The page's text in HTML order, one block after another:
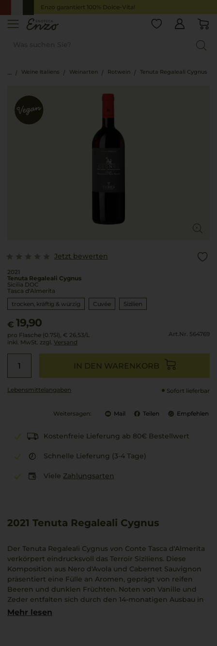
Enzo garantiert 100% Dolce-Vita!
Weine Italiens Weinarten Rotwein Tenuta Regaleali Cygnus
Jetzt bewerten
2021
Tenuta Regaleali Cygnus
Sicilia DOC
Tasca d'Almerita
trocken, kräftig & würzig
Cuvée Sizilien
€ 19,90
pro Flasche (0.75l), € 26,53/L
inkl. MwSt. zzgl. Versand
Art.Nr. 564769
IN DEN WARENKORB
Lebensmittel­angaben Sofort lieferbar
Weitersagen: Mail Teilen Empfehlen
Kostenfreie Lieferung ab 80€ Bestellwert
Schnelle Lieferung (3-4 Tage)
Viele Zahlungsarten
2021 Tenuta Regaleali Cygnus
Der Tenuta Regaleali Cygnus von Conte Tasca d'Almerita
verkörpert eindrucksvoll das Terroir Siziliens. Diese
Komposition aus Nero d'Avola und Cabernet Sauvignon
präsentiert eine Fülle an Aromen, geprägt von reifen
Beeren und dunklen Früchten. Noten von Vanille und
Zeder entfalten sich durch den 14-monatigen Ausbau in
Eichenfässern, was den Wein durch seinen vollen Körper
Mehr lesen